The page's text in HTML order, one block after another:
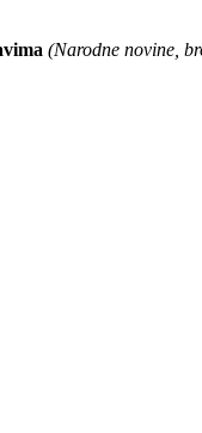
(Narodne novine,